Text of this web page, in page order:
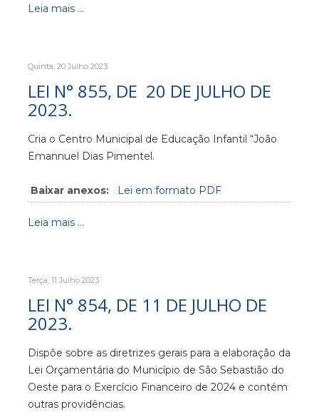
Leia mais ...
Quinta, 20 Julho 2023
LEI N° 855, DE 20 DE JULHO DE
2023.
Cria o Centro Municipal de Educação Infantil “João
Emannuel Dias Pimentel.
Baixar anexos: Lei em formato PDF
Leia mais ...
Terça, 11 Julho 2023
LEI N° 854, DE 11 DE JULHO DE
2023.
Dispõe sobre as diretrizes gerais para a elaboração da
Lei Orçamentária do Município de São Sebastião do
Oeste para o Exercício Financeiro de 2024 e contém
outras providências.